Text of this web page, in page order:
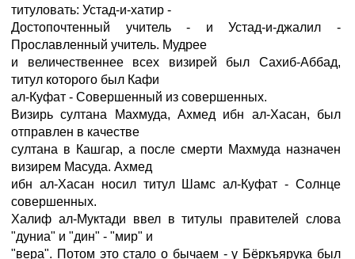
титуловать: Устад-и-хатир -
Достопочтенный учитель - и Устад-и-джалил -
Прославленный учитель. Мудрее
и величественнее всех визирей был Сахиб-Аббад,
титул которого был Кафи
ал-Куфат - Совершенный из совершенных.
Визирь султана Махмуда, Ахмед ибн ал-Хасан, был
отправлен в качестве
султана в Кашгар, а после смерти Махмуда назначен
визирем Масуда. Ахмед
ибн ал-Хасан носил титул Шамс ал-Куфат - Солнце
совершенных.
Халиф ал-Муктади ввел в титулы правителей слова
"дуниа" и "дин" - "мир" и
"вера". Потом это стало о бычаем - у Бёркъярука был